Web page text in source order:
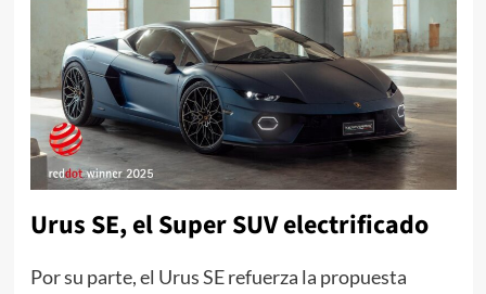
Urus SE, el Super SUV electrificado
Por su parte, el Urus SE refuerza la propuesta